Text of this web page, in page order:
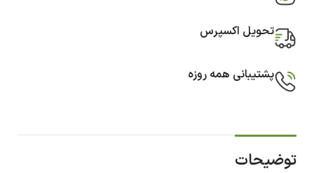
تحویل اکسپرس
پشتیبانی همه روزه
توضیحات